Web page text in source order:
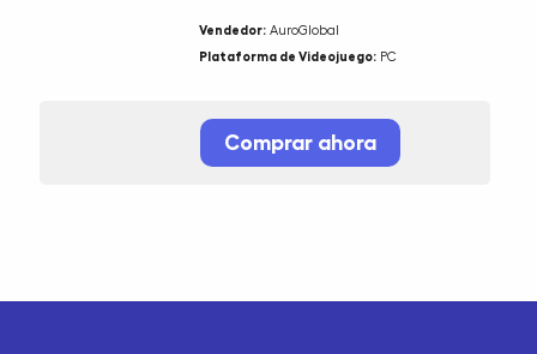
Vendedor: AuroGlobal
Plataforma de Videojuego: PC
Comprar ahora